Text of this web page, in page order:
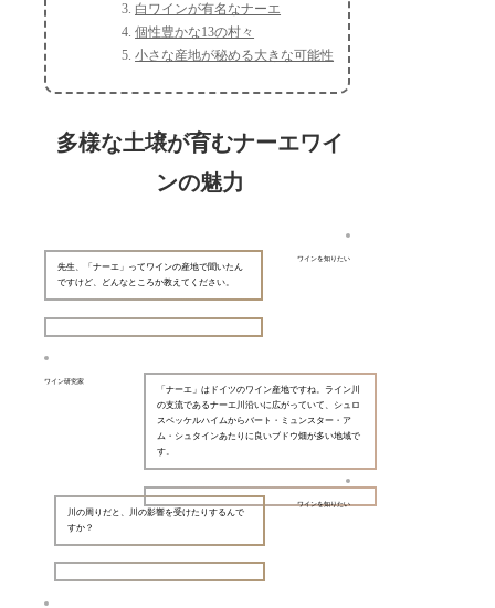
白ワインが有名なナーエ
個性豊かな13の村々
小さな産地が秘める大きな可能性
多様な土壌が育むナーエワイ
ンの魅力
ワインを知りたい
先生、「ナーエ」ってワインの産地で聞いたん
ですけど、どんなところか教えてください。
ワイン研究家
「ナーエ」はドイツのワイン産地ですね。ライン川
の支流であるナーエ川沿いに広がっていて、シュロ
スベッケルハイムからバート・ミュンスター・ア
ム・シュタインあたりに良いブドウ畑が多い地域で
す。
ワインを知りたい
川の周りだと、川の影響を受けたりするんで
すか？